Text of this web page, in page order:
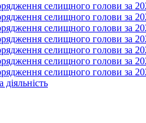
селищного голови за
селищного голови за
селищного голови за
селищного голови за
селищного голови за
селищного голови за
селищного голови за
діяльність